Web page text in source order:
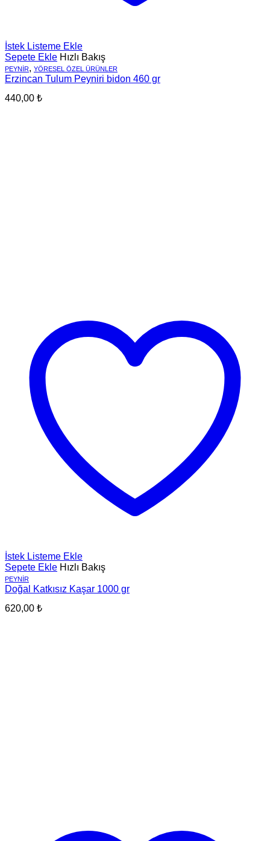
İstek Listeme Ekle
Sepete Ekle Hızlı Bakış
PEYNIR, YÖRESEL ÖZEL ÜRÜNLER
Erzincan Tulum Peyniri bidon 460 gr
440,00 ₺
İstek Listeme Ekle
Sepete Ekle Hızlı Bakış
PEYNIR
Doğal Katkısız Kaşar 1000 gr
620,00 ₺